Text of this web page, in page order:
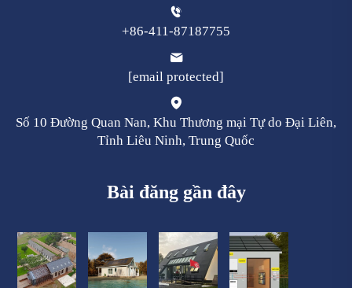
+86-411-87187755
[email protected]
Số 10 Đường Quan Nan, Khu Thương mại Tự do Đại Liên,
Tỉnh Liêu Ninh, Trung Quốc
Bài đăng gần đây